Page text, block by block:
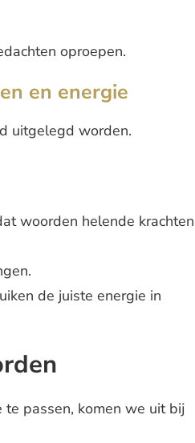
oproepen.
en energie
uitgelegd worden.
woorden helende krachten
de juiste energie in
passen, komen we uit bij